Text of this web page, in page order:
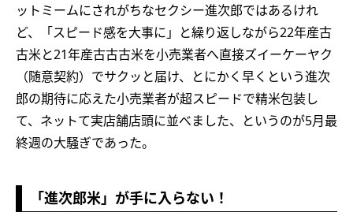
ットミームにされがちなセクシー進次郎ではあるけれ
ど、「スピード感を大事に」と繰り返しながら22年産古
古米と21年産古古古米を小売業者へ直接ズイーケーヤク
（随意契約）でサクッと届け、とにかく早くという進次
郎の期待に応えた小売業者が超スピードで精米包装し
て、ネットて実店舗店頭に並べました、というのが5月最
終週の大騒ぎであった。
「進次郎米」が手に入らない！